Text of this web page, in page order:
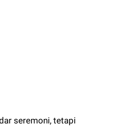
seremoni, tetapi